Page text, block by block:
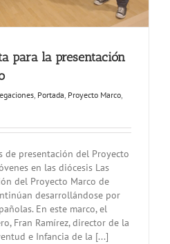
para la presentación
, Portada, Proyecto Marco,
de presentación del Proyecto
en las diócesis Las
del Proyecto Marco de
desarrollándose por
En este marco, el
Fran Ramírez, director de la
e Infancia de la [...]